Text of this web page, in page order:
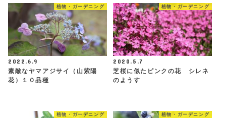
植物・ガーデニング
2022.6.9
素敵なヤマアジサイ（山紫陽
花）１０品種
植物・ガーデニング
2020.5.7
芝桜に似たピンクの花 シレネ
のようす
植物・ガーデニング 植物・ガーデニング